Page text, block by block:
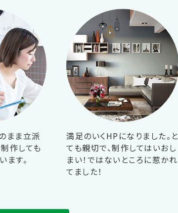
まま立派
作しても
ます。
満足のいくHPになりました。と
ても親切で、制作してはいおし
まい！ではないところに惹かれ
てました！